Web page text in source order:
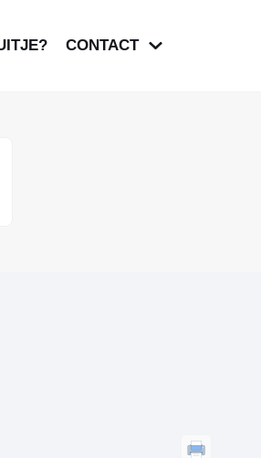
CONTACT